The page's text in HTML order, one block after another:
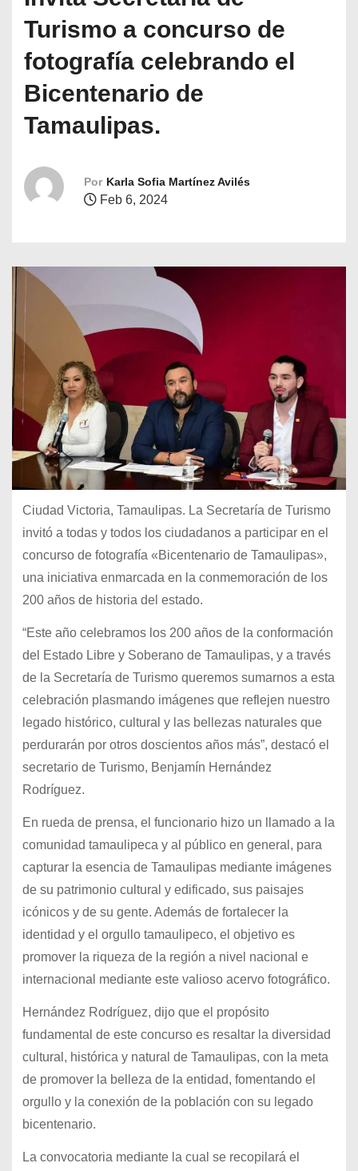
Turismo a concurso de
fotografía celebrando el
Bicentenario de
Tamaulipas.
Por Karla Sofia Martínez Avilés
Feb 6, 2024
Ciudad Victoria, Tamaulipas. La Secretaría de Turismo
invitó a todas y todos los ciudadanos a participar en el
concurso de fotografía «Bicentenario de Tamaulipas»,
una iniciativa enmarcada en la conmemoración de los
200 años de historia del estado.
“Este año celebramos los 200 años de la conformación
del Estado Libre y Soberano de Tamaulipas, y a través
de la Secretaría de Turismo queremos sumarnos a esta
celebración plasmando imágenes que reflejen nuestro
legado histórico, cultural y las bellezas naturales que
perdurarán por otros doscientos años más”, destacó el
secretario de Turismo, Benjamín Hernández
Rodríguez.
En rueda de prensa, el funcionario hizo un llamado a la
comunidad tamaulipeca y al público en general, para
capturar la esencia de Tamaulipas mediante imágenes
de su patrimonio cultural y edificado, sus paisajes
icónicos y de su gente. Además de fortalecer la
identidad y el orgullo tamaulipeco, el objetivo es
promover la riqueza de la región a nivel nacional e
internacional mediante este valioso acervo fotográfico.
Hernández Rodríguez, dijo que el propósito
fundamental de este concurso es resaltar la diversidad
cultural, histórica y natural de Tamaulipas, con la meta
de promover la belleza de la entidad, fomentando el
orgullo y la conexión de la población con su legado
bicentenario.
La convocatoria mediante la cual se recopilará el